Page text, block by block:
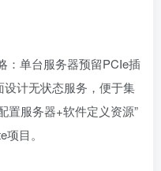
：单台服务器预留PCIe插
计无状态服务，便于集
置服务器+软件定义资源”
目。